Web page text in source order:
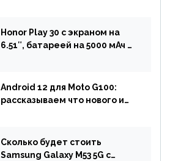
Honor Play 30 с экраном на
6.51″, батареей на 5000 мАч и
Android 12 для Moto G100:
рассказываем что нового и
Сколько будет стоить
Samsung Galaxy M53 5G с